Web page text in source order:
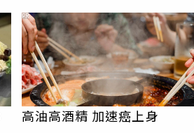
高油高酒精 加速癌上身
PR